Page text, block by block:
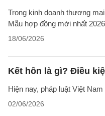
Trong kinh doanh thương
Mẫu hợp đồng mới nhất
18/06/2026
Kết hôn là gì? Điều
Hiện nay, pháp luật Việt
02/06/2026